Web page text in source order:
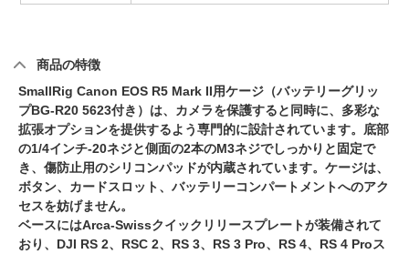
商品の特徴
SmallRig Canon EOS R5 Mark II用ケージ（バッテリーグリッ
プBG-R20 5623付き）は、カメラを保護すると同時に、多彩な
拡張オプションを提供するよう専門的に設計されています。底部
の1/4インチ-20ネジと側面の2本のM3ネジでしっかりと固定で
き、傷防止用のシリコンパッドが内蔵されています。ケージは、
ボタン、カードスロット、バッテリーコンパートメントへのアク
セスを妨げません。
ベースにはArca-Swissクイックリリースプレートが装備されて
おり、DJI RS 2、RSC 2、RS 3、RS 3 Pro、RS 4、RS 4 Proス